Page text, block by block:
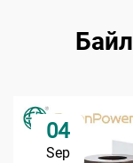
04
Sep